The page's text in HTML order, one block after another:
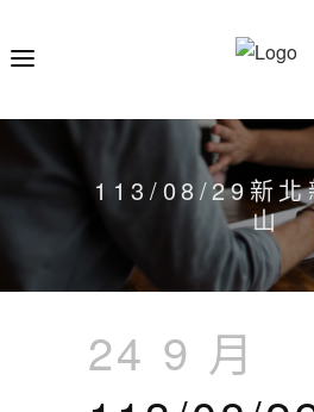
113/08/29新北
山
24 9 月